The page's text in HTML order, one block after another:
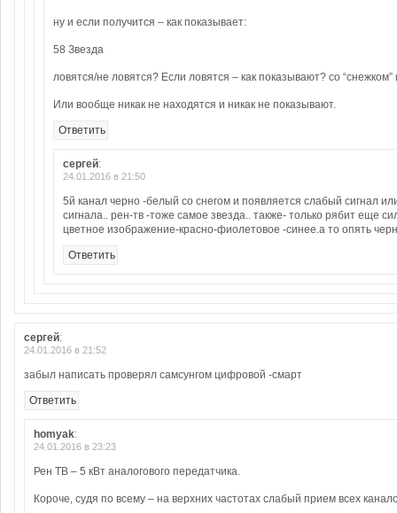
ну и если получится – как показывает:
58 Звезда
ловятся/не ловятся? Если ловятся – как показывают? со
Или вообще никак не находятся и никак не показывают.
Ответить
сергей:
24.01.2016 в 21:50
5й канал черно -белый со снегом и появляется слабый сигнал
сигнала.. рен-тв -тоже самое звезда.. также- только рябит еще
цветное изображение-красно-фиолетовое -синее.а то опять
Ответить
сергей:
24.01.2016 в 21:52
забыл написать проверял самсунгом цифровой -смарт
Ответить
homyak:
24.01.2016 в 23:23
Рен ТВ – 5 кВт аналогового передатчика.
Короче, судя по всему – на верхних частотах слабый прием всех